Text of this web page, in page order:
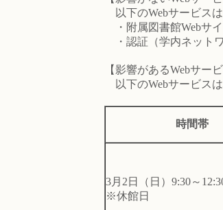
以下のWebサービス
・附属図書館Webサイ
・認証（学内ネット
【影響があるWebサービ
以下のWebサービスは
時間帯
3月2日（日）9:30～
※休館日